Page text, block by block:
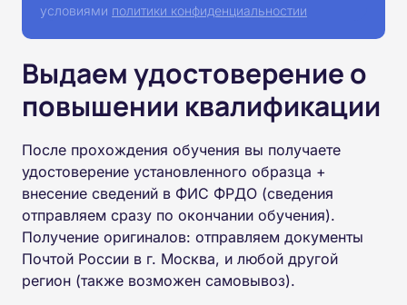
условиями политики конфиденциальностии
Выдаем удостоверение о
повышении квалификации
После прохождения обучения вы получаете
удостоверение установленного образца +
внесение сведений в ФИС ФРДО (сведения
отправляем сразу по окончании обучения).
Получение оригиналов: отправляем документы
Почтой России в г. Москва, и любой другой
регион (также возможен самовывоз).